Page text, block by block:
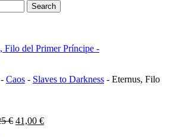
Search
Caos - Slaves to Darkness - Eternus, Filo
€ El
41,00 €El